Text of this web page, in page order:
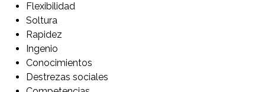
Flexibilidad
Soltura
Rapidez
Ingenio
Conocimientos
Destrezas sociales